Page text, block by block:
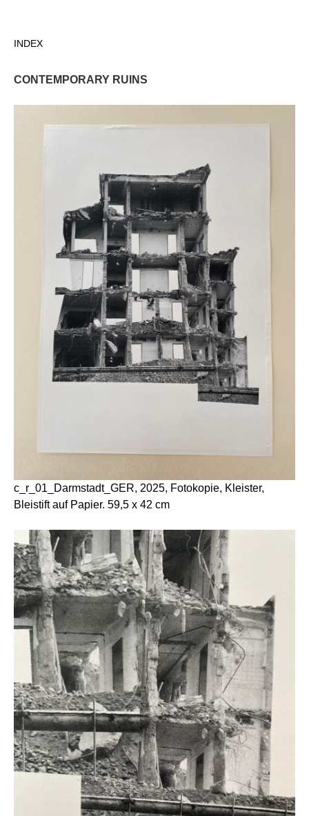
zum
INDEX
CONTEMPORARY RUINS
c_r_01_Darmstadt_GER, 2025, Fotokopie, Kleister,
Bleistift auf Papier. 59,5 x 42 cm